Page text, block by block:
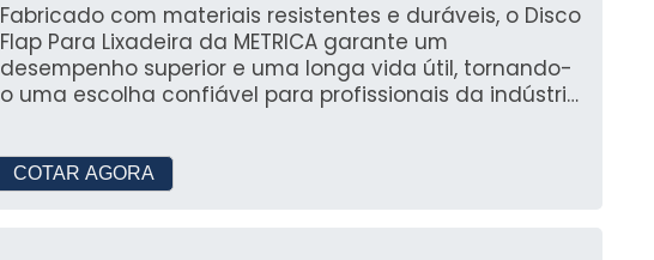
Fabricado com materiais resistentes e duráveis, o Disco
Flap Para Lixadeira da METRICA garante um
desempenho superior e uma longa vida útil, tornando-
o uma escolha confiável para profissionais da indústria
COTAR AGORA